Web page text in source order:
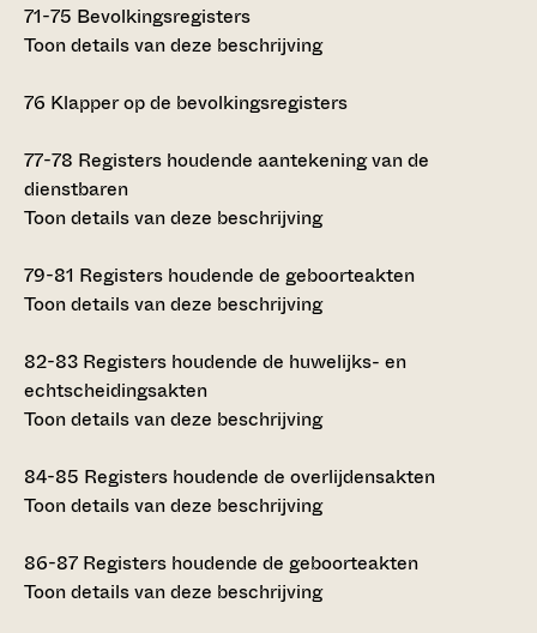
71-75 Bevolkingsregisters
Toon details van deze beschrijving
76 Klapper op de bevolkingsregisters
77-78 Registers houdende aantekening van de
dienstbaren
Toon details van deze beschrijving
79-81 Registers houdende de geboorteakten
Toon details van deze beschrijving
82-83 Registers houdende de huwelijks- en
echtscheidingsakten
Toon details van deze beschrijving
84-85 Registers houdende de overlijdensakten
Toon details van deze beschrijving
86-87 Registers houdende de geboorteakten
Toon details van deze beschrijving